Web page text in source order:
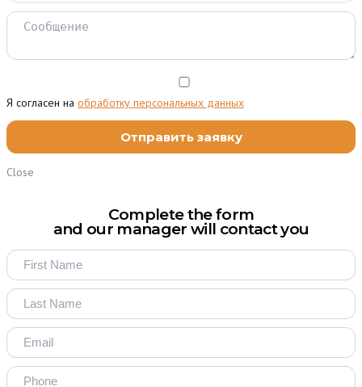
Я согласен на обработку персональных данных
Close
Complete the form
and our manager will contact you